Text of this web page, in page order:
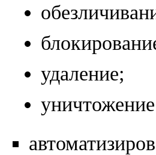
удаление;